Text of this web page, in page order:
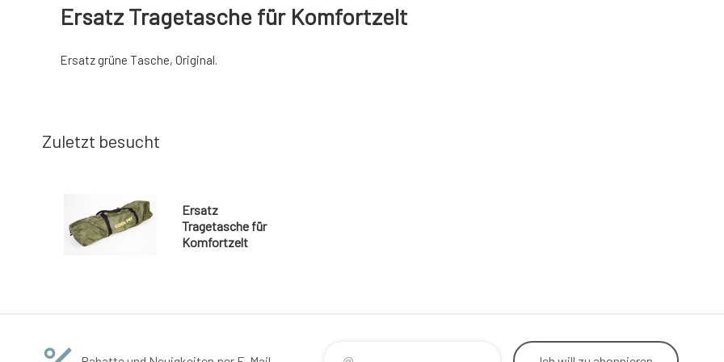
Ersatz Tragetasche für Komfortzelt
Ersatz grüne Tasche, Original.
Zuletzt besucht
Ersatz
Tragetasche für
Komfortzelt